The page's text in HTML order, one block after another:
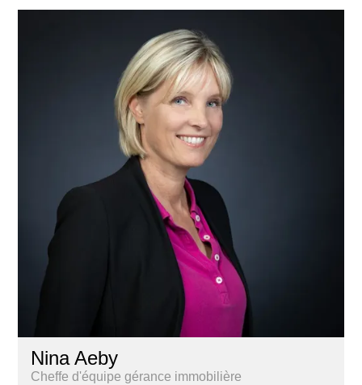
Nina Aeby
Cheffe d'équipe gérance immobilière